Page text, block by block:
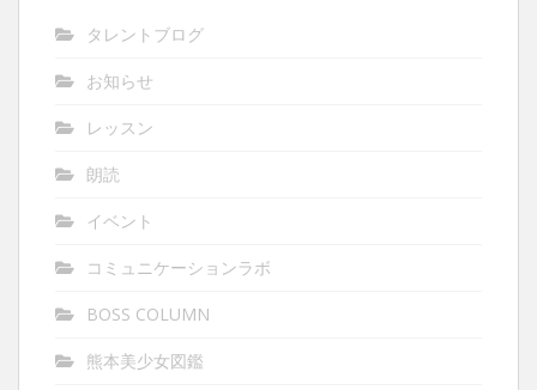
タレントブログ
お知らせ
レッスン
朗読
イベント
コミュニケーションラボ
BOSS COLUMN
熊本美少女図鑑